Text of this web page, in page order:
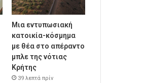
Μια εντυπωσιακή
κατοικία-κόσμημα
με θέα στο απέραντο
μπλε της νότιας
Κρήτης
39 λεπτά πρίν